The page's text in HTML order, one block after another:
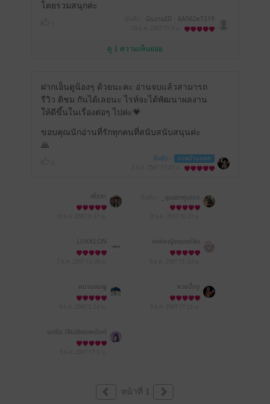
โดยรวมสนุกค่ะ
นิรนามID : 6A562eT219
ดู 1 ความเห็นย่อย
ฝากเอ็นดูน้องๆ ด้วยนะคะ อ่านจบแล้วสามารถ
รีวิว ติชม กันได้เลยนะ ไรท์จะได้พัฒนาผลงาน
ให้ดีขึ้นในเรื่องต่อๆ ไปค่ะ💗
ขอบคุณนักอ่านที่รักทุกคนที่สนับสนับสนุนค่ะ
🙏
มีแล้ว - บาลบ้านนอก
สโรชา _quatrejuinx
LUKKLON องค์หญิงเฌอร์ลิน
หนามชมพู หวงตี้ny
เมเธีย./ลืมเลือน​เหมันต์​
หน้าที่ 1